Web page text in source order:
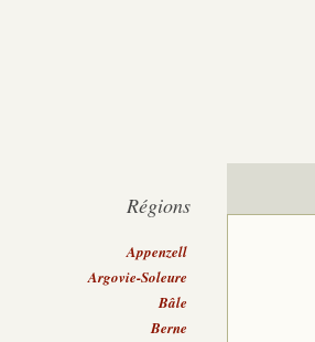
Régions
Appenzell
Argovie-Soleure
Bâle
Berne